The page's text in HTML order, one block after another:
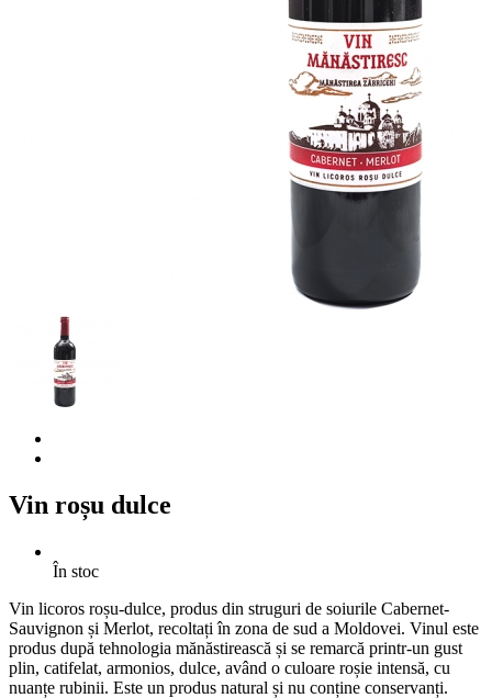
Vin roșu dulce
În stoc
Vin licoros roșu-dulce, produs din struguri de soiurile Cabernet-
Sauvignon și Merlot, recoltați în zona de sud a Moldovei. Vinul este
produs după tehnologia mănăstirească și se remarcă printr-un gust
plin, catifelat, armonios, dulce, având o culoare roșie intensă, cu
nuanțe rubinii. Este un produs natural și nu conține conservanți.